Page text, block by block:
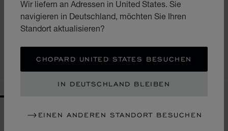
Wir liefern an Adressen in United States. Sie
navigieren in Deutschland, möchten Sie Ihren
Standort aktualisieren?
CHOPARD UNITED STATES BESUCHEN
IN DEUTSCHLAND BLEIBEN
EINEN ANDEREN STANDORT BESUCHEN
ZUR FOLIE GEHEN 1
ZUR FOLIE GEHEN 2
ZUR FOLIE GEHEN 3
HAPPY DIAMONDS ICONS
€ 6,740